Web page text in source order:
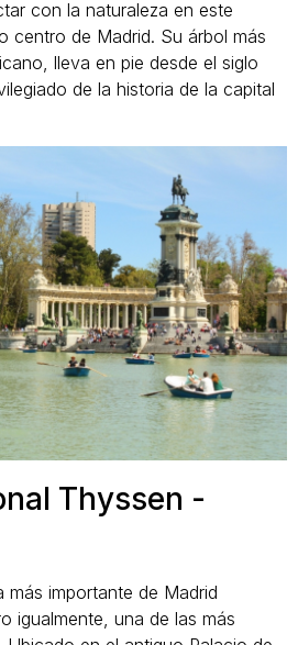
con la naturaleza en este
centro de Madrid. Su árbol más
lleva en pie desde el siglo
de la historia de la capital
Thyssen -
más importante de Madrid
igualmente, una de las más